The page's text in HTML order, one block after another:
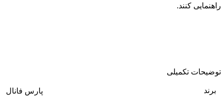
راهنمایی کنند.
توضیحات تکمیلی
برند پارس فانال